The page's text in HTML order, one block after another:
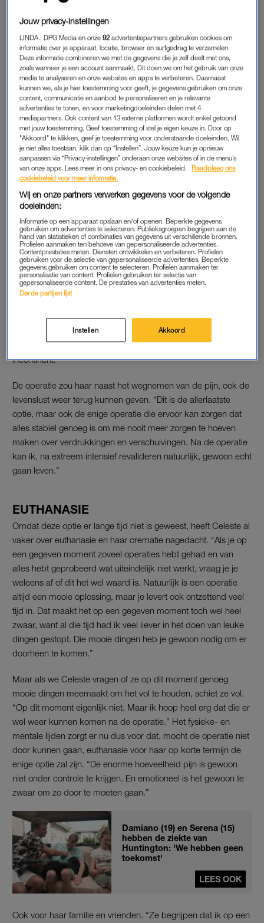
OPERATIE
Een twee dagen durende operatie is Celestes enige redding.
“Daarbij word je op een tafel gelegd en trekken ze als het ware
je wervelkolom uit elkaar zodat er ruimte tussen de wervels
ontstaat en de verdrukkingen van de zenuwen opgelost
worden. Vervolgens worden de wervels vanaf mijn schouders
tot mijn bekken vastgezet met staven en schroeven.”
Zieke Celeste (27): 'Ik wil niet
nu al aan mijn
De verwachting is dat Celeste daarna weer kan lopen en
fietsen, zoals ze na de eerste operatie ook weer kon. Dat staat
in schril contrast met hoe haar leven er op dit moment uitziet.
“Het gaat eigenlijk niet heel goed met me. Ik probeer wel
grote hoeveelheid pijn die me belemmert in wat ik kan doen.
Ik lig eigenlijk gewoon de hele dag in bed.” Celeste is nog
steeds verlamd en doordat ze niets voelt in haar onderbuik
incontinent.
De operatie zou haar naast het wegnemen van de pijn, ook de
levenslust weer terug kunnen geven. “Dit is de allerlaatste
optie, maar ook de enige operatie die ervoor kan zorgen dat
alles stabiel genoeg is om me nooit meer zorgen te hoeven
maken over verdrukkingen en verschuivingen. Na de operatie
kan ik, na extreem intensief revalideren natuurlijk, gewoon echt
gaan leven.”
EUTHANASIE
Omdat deze optie er lange tijd niet is geweest, heeft Celeste al
vaker over euthanasie en haar crematie nagedacht. “Als je op
een gegeven moment zoveel operaties hebt gehad en van
alles hebt geprobeerd wat uiteindelijk niet werkt, vraag je je
weleens af of dit het wel waard is. Natuurlijk is een operatie
altijd een mooie oplossing, maar je levert ook ontzettend veel
tijd in. Dat maakt het op een gegeven moment toch wel heel
zwaar, want al die tijd had ik veel liever in het doen van leuke
dingen gestopt. Die mooie dingen heb je gewoon nodig om er
doorheen te komen.”
Maar als we Celeste vragen of ze op dit moment genoeg
mooie dingen meemaakt om het vol te houden, schiet ze vol.
“Op dit moment eigenlijk niet. Maar ik hoop heel erg dat die er
wel weer kunnen komen na de operatie.” Het fysieke- en
mentale lijden zorgt er nu dus voor dat, mocht de operatie niet
door kunnen gaan, euthanasie voor haar op korte termijn de
enige optie zal zijn. “De enorme hoeveelheid pijn is gewoon
niet onder controle te krijgen. En emotioneel is het gewoon te
zwaar om zo door te moeten gaan.”
Damiano (19) en Serena (15)
hebben de ziekte van
Huntington: 'We hebben geen
toekomst'
LEES OOK
Ook voor haar familie en vrienden. “Ze begrijpen dat ik op een
Jouw privacy-instellingen
LINDA., DPG Media en onze92 advertentiepartners gebruiken cookies om
informatie over je apparaat, locatie, browser en surfgedrag te verzamelen.
Deze informatie combineren we met de gegevens die je zelf deelt met ons,
zoals wanneer je een account aanmaakt. Dit doen we om het gebruik van onze
media te analyseren en onze websites en apps te verbeteren. Daarnaast
kunnen we, als je hier toestemming voor geeft, je gegevens gebruiken om onze
content, communicatie en aanbod te personaliseren en je relevante
advertenties te tonen, en voor marketingdoeleinden delen met 4
mediapartners. Ook content van 13 externe platformen wordt enkel getoond
met jouw toestemming. Geef toestemming of stel je eigen keuze in. Door op
"Akkoord" te klikken, geef je toestemming voor onderstaande doeleinden. Wil
je niet alles toestaan, klik dan op “Instellen”. Jouw keuze kun je opnieuw
aanpassen via “Privacy-instellingen” onderaan onze websites of in de menu’s
van onze apps. Lees meer in ons privacy- en cookiebeleid.
Raadpleeg ons
cookiebeleid voor meer informatie.
Wij en onze partners verwerken gegevens voor de volgende
doeleinden:
Informatie op een apparaat opslaan en/of openen. Beperkte gegevens
gebruiken om advertenties te selecteren. Publieksgroepen begrijpen aan de
hand van statistieken of combinaties van gegevens uit verschillende bronnen.
Profielen aanmaken ten behoeve van gepersonaliseerde advertenties.
Contentprestaties meten. Diensten ontwikkelen en verbeteren. Profielen
gebruiken voor de selectie van gepersonaliseerde advertenties. Beperkte
gegevens gebruiken om content te selecteren. Profielen aanmaken ter
personalisatie van content. Profielen gebruiken ter selectie van
gepersonaliseerde content. De prestaties van advertenties meten.
Derde partijen lijst
Instellen Akkoord